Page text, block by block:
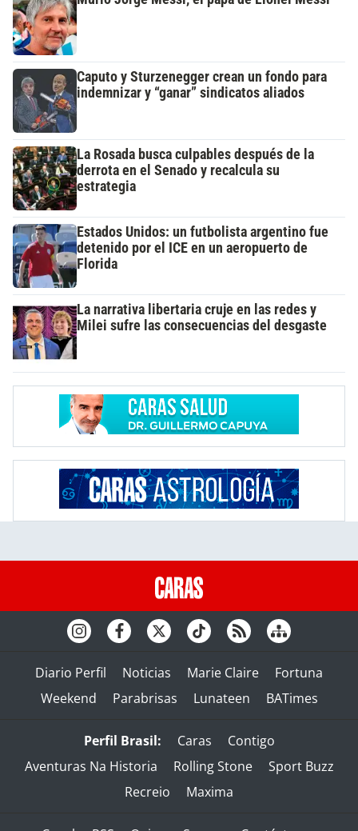
Caputo y Sturzenegger crean un fondo para
indemnizar y “ganar” sindicatos aliados
La Rosada busca culpables después de la
derrota en el Senado y recalcula su
estrategia
Estados Unidos: un futbolista argentino fue
detenido por el ICE en un aeropuerto de
Florida
La narrativa libertaria cruje en las redes y
Milei sufre las consecuencias del desgaste
Diario Perfil Noticias Marie Claire
Fortuna
Weekend
Parabrisas Lunateen BATimes
Perfil Brasil: Caras
Contigo
Aventuras Na Historia
Rolling Stone
Sport Buzz
Recreio
Maxima